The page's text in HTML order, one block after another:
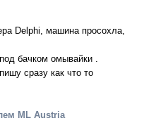
Delphi, машина просохла,
бачком омывайки .
сразу как что то
ML Austria